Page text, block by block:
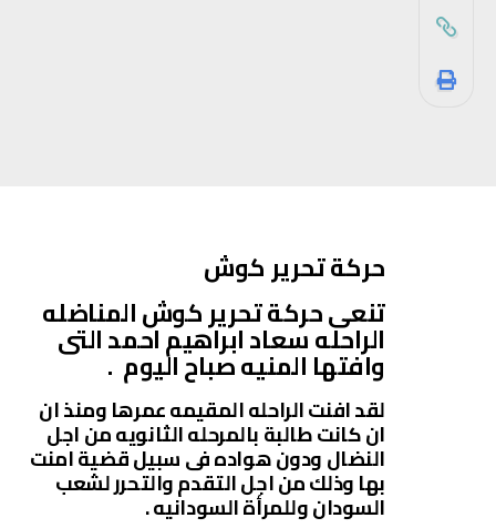
حركة تحرير كوش
تنعى حركة تحرير كوش المناضله
الراحله سعاد ابراهيم احمد التى
وافتها المنيه صباح اليوم .
لقد افنت الراحله المقيمه عمرها ومنذ ان
ان كانت طالبة بالمرحله الثانويه من اجل
النضال ودون هواده فى سبيل قضية امنت
بها وذلك من اجل التقدم والتحرر لشعب
السودان وللمرأة السودانيه .